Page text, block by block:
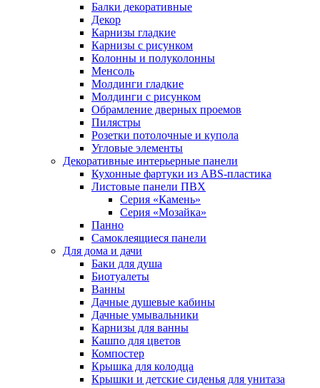
Балки декоративные
Декор
Карнизы гладкие
Карнизы с рисунком
Колонны и полуколонны
Менсоль
Молдинги гладкие
Молдинги с рисунком
Обрамление дверных проемов
Пилястры
Розетки потолочные и купола
Угловые элементы
Декоративные интерьерные панели
Кухонные фартуки из ABS-пластика
Листовые панели ПВХ
Серия «Камень»
Серия «Мозайка»
Панно
Самоклеящиеся панели
Для дома и дачи
Баки для душа
Биотуалеты
Ванны
Дачные душевые кабины
Дачные умывальники
Карнизы для ванны
Кашпо для цветов
Компостер
Крышка для колодца
Крышки и детские сиденья для унитаза